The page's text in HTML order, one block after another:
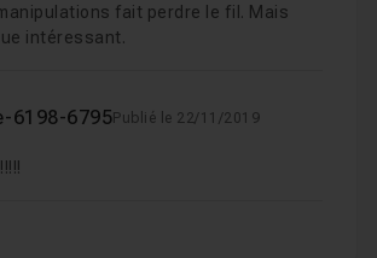
fait perdre le fil. Mais
intéressant.
6198-6795Publié le 22/11/2019